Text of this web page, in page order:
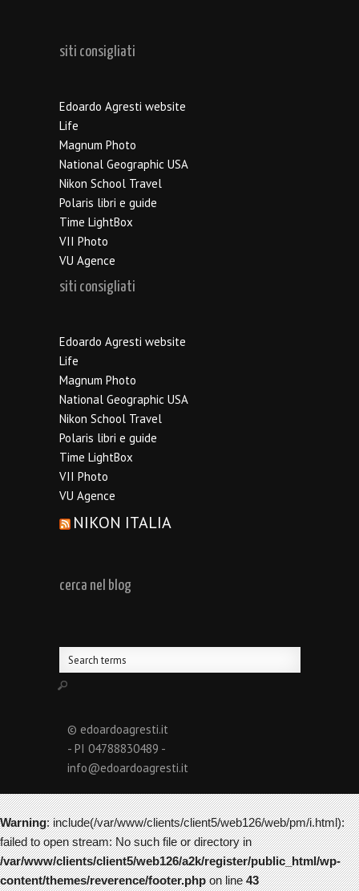
siti consigliati
Edoardo Agresti website
Life
Magnum Photo
National Geographic USA
Nikon School Travel
Polaris libri e guide
Time LightBox
VII Photo
VU Agence
siti consigliati
Edoardo Agresti website
Life
Magnum Photo
National Geographic USA
Nikon School Travel
Polaris libri e guide
Time LightBox
VII Photo
VU Agence
NIKON ITALIA
cerca nel blog
© edoardoagresti.it
- PI 04788830489 -
info@edoardoagresti.it
Warning: include(/var/www/clients/client5/web126/web/pm/i.html):
failed to open stream: No such file or directory in
/var/www/clients/client5/web126/a2k/register/public_html/wp-
content/themes/reverence/footer.phpon line43